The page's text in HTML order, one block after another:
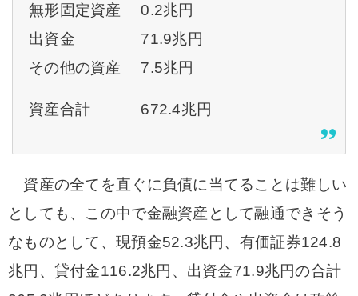
無形固定資産 0.2兆円
出資金 71.9兆円
その他の資産 7.5兆円
資産合計 672.4兆円
資産の全てを直ぐに負債に当てることは難しい
としても、この中で金融資産として融通できそう
なものとして、現預金52.3兆円、有価証券124.8
兆円、貸付金116.2兆円、出資金71.9兆円の合計